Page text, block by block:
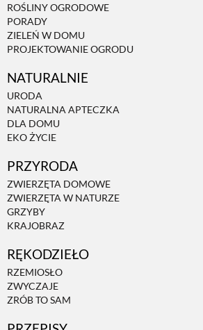
ROŚLINY OGRODOWE
PORADY
ZIELEŃ W DOMU
PROJEKTOWANIE OGRODU
NATURALNIE
URODA
NATURALNA APTECZKA
DLA DOMU
EKO ŻYCIE
PRZYRODA
ZWIERZĘTA DOMOWE
ZWIERZĘTA W NATURZE
GRZYBY
KRAJOBRAZ
RĘKODZIEŁO
RZEMIOSŁO
ZWYCZAJE
ZRÓB TO SAM